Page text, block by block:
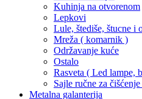
Kuhinja na otvorenom
Lepkovi
Lule, štediše, štucne i
Mreža ( komarnik )
Održavanje kuće
Ostalo
Rasveta ( Led lampe,
Sajle ručne za
Metalna galanterija